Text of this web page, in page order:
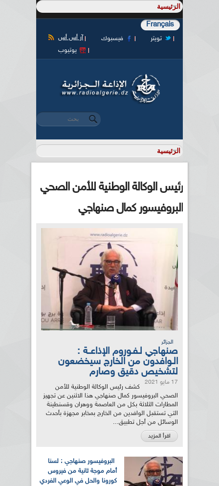
Français
آر أس أس فيسبوك
تويتر
يوتيوب
استمارة البحث
‏بحث ‏
رئيس الوكالة الوطنية للأمن الصحي
البروفيسور كمال صنهاجي
الجزائر
صنهاجي لـفـوروم الإذاعــة :
الـوافدون من الخارج سيخضعون
لتشخيص دقيق وصارم
17 مايو 2021
كشف رئيس الوكالة الوطنية للأمن
الصحي البروفيسور كمال صنهاجي هذا الاثنين عن تجهيز
المطارات الثلاثة بكل من العاصمة ووهران وقسنطينة
التي تستقبل الوافدين من الخارج بمخابر مجهزة بأحدث
الوسائل من أجل تطبيق...
اقرأ المزيد
البروفيسور صنهاجي : لسنا
أمام موجة ثانية من فيروس
كورونا والحل في الوعي الفردي